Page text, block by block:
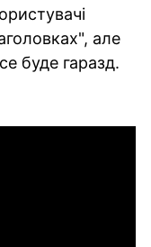
але
буде гаразд.